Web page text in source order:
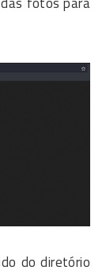
do diretório